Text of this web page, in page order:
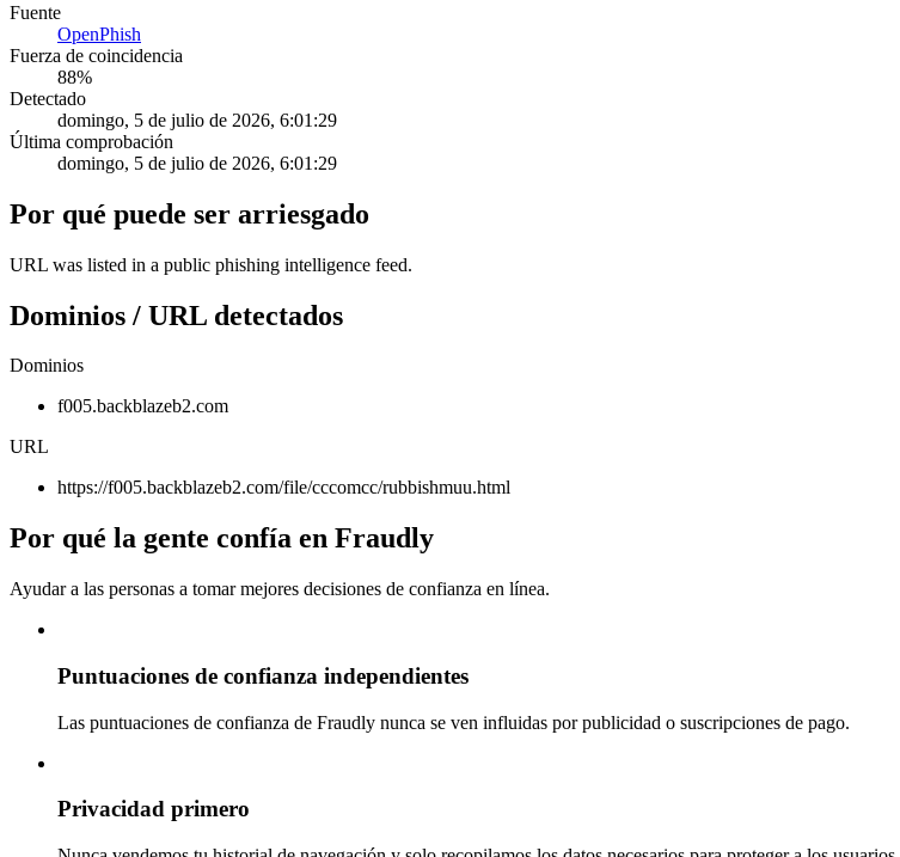
Fuente
OpenPhish
Fuerza de coincidencia
88%
Detectado
domingo, 5 de julio de 2026, 6:01:29
Última comprobación
domingo, 5 de julio de 2026, 6:01:29
Por qué puede ser arriesgado
URL was listed in a public phishing intelligence feed.
Dominios / URL detectados
Dominios
f005.backblazeb2.com
URL
https://f005.backblazeb2.com/file/cccomcc/rubbishmuu.html
Por qué la gente confía en Fraudly
Ayudar a las personas a tomar mejores decisiones de confianza en línea.
Puntuaciones de confianza independientes
Las puntuaciones de confianza de Fraudly nunca se ven influidas por publicidad o suscripciones de pago.
Privacidad primero